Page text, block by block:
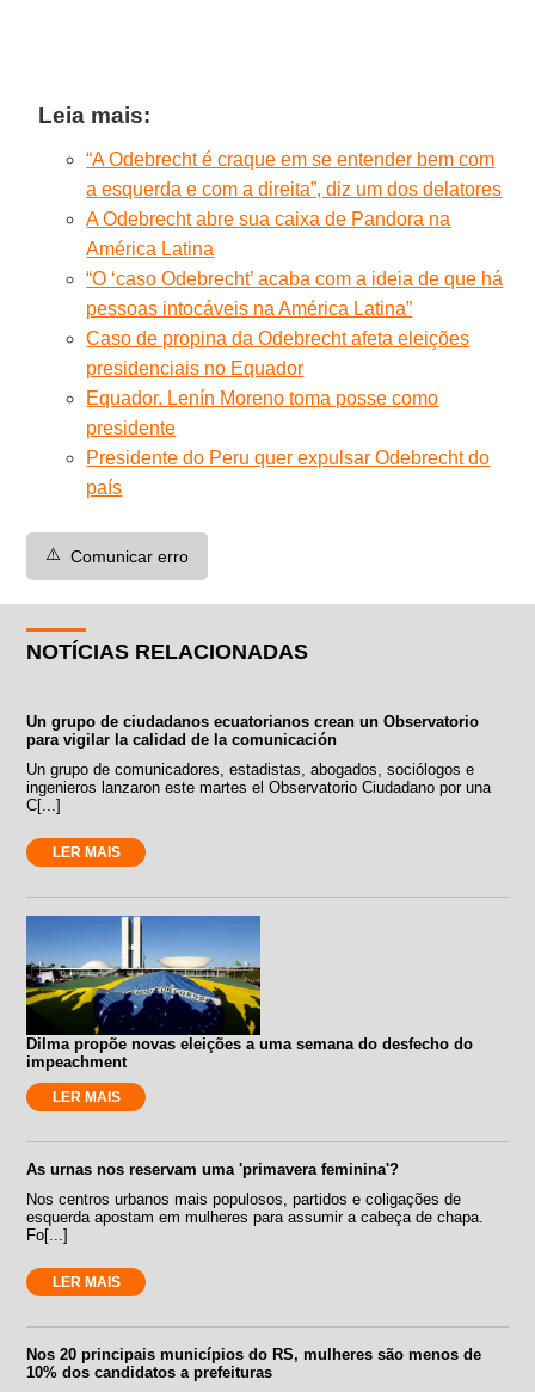
Leia mais:
“A Odebrecht é craque em se entender bem com
a esquerda e com a direita”, diz um dos delatores
A Odebrecht abre sua caixa de Pandora na
América Latina
“O ‘caso Odebrecht’ acaba com a ideia de que há
pessoas intocáveis na América Latina”
Caso de propina da Odebrecht afeta eleições
presidenciais no Equador
Equador. Lenín Moreno toma posse como
presidente
Presidente do Peru quer expulsar Odebrecht do
país
⚠️ Comunicar erro
NOTÍCIAS RELACIONADAS
Un grupo de ciudadanos ecuatorianos crean un Observatorio
para vigilar la calidad de la comunicación
Un grupo de comunicadores, estadistas, abogados, sociólogos e
ingenieros lanzaron este martes el Observatorio Ciudadano por una
C[...]
LER MAIS
Dilma propõe novas eleições a uma semana do desfecho do
impeachment
LER MAIS
As urnas nos reservam uma 'primavera feminina'?
Nos centros urbanos mais populosos, partidos e coligações de
esquerda apostam em mulheres para assumir a cabeça de chapa.
Fo[...]
LER MAIS
Nos 20 principais municípios do RS, mulheres são menos de
10% dos candidatos a prefeituras